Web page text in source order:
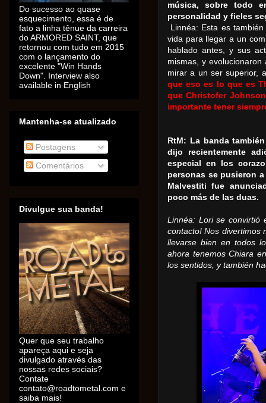
música, sobre todo
personalidad y fieles
Linnéa: Esta es
vida para llegar a un
hablado antes, y sus
mismas, y
mirar a un ser superior,
que eso es lo que es
que Christofer
importante tener
RtM: La banda
dijo recientemente
especial en los
personas se pusieron
Malvestiti fue
poco más de las duas.
Linnéa: Lori se convirtió
contacto!Nos divertimos
llevarse bien en todos
ahora tenemos Chiara
los sentidos, y también
Do sucesso ao quase
esquecimento, essa é de
fato a linha tênue da carreira
do ARMORED SAINT, que
retornou com tudo em 2015
com o lançamento do
excelente "Win Hands
Down". Interview also
available in English
Mantenha-se atualizado
Postagens
Comentários
Divulgue sua banda!
Quer que seu trabalho
apareça aqui e seja
divulgado através das
nossas redes sociais?
Contate
contato@roadtometal.com e
saiba mais!